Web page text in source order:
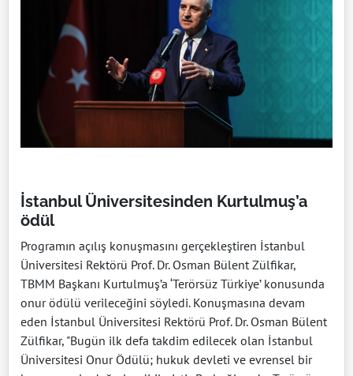
İstanbul Üniversitesinden Kurtulmuş’a
ödül
Programın açılış konuşmasını gerçekleştiren İstanbul
Üniversitesi Rektörü Prof. Dr. Osman Bülent Zülfikar,
TBMM Başkanı Kurtulmuş’a ‘Terörsüz Türkiye’ konusunda
onur ödülü verileceğini söyledi. Konuşmasına devam
eden İstanbul Üniversitesi Rektörü Prof. Dr. Osman Bülent
Zülfikar, "Bugün ilk defa takdim edilecek olan İstanbul
Üniversitesi Onur Ödülü; hukuk devleti ve evrensel bir